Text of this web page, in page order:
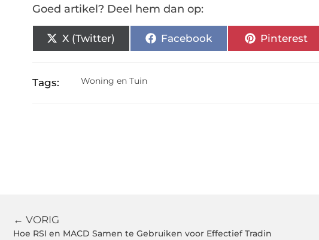
Goed artikel? Deel hem dan op:
X (Twitter) Facebook Pinterest
Tags: Woning en Tuin
← VORIG
Hoe RSI en MACD Samen te Gebruiken voor Effectief Tradin